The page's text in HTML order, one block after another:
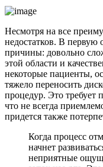
Несмотря на все
недостатков. В первую
причины: довольно
этой области и
некоторые пациенты,
тяжело переносить
процедур. Это требует
что не всегда
придется также
Когда процесс
начнет
неприятные